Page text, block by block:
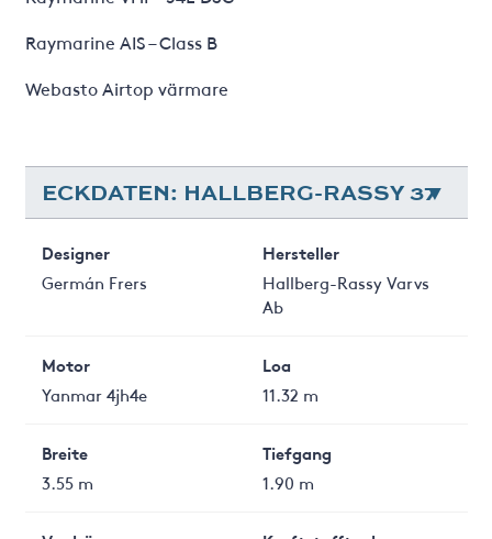
Raymarine AIS – Class B
Webasto Airtop värmare
ECKDATEN: HALLBERG-RASSY 37
Designer
Germán Frers
Hersteller
Hallberg-Rassy Varvs
Ab
Motor
Yanmar 4jh4e
Loa
11.32 m
Breite
3.55 m
Tiefgang
1.90 m